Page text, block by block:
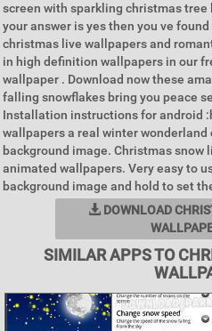
screen with sparkling christmas
your answer is yes then you ve
christmas live wallpapers and
in high definition wallpapers in our
wallpaper . Download now these
falling snowflakes bring you peace
Installation instructions for android
wallpapers a real winter wonderland
background image. Christmas
animated wallpapers. Very easy to
background image and hold to set
DOWNLOAD
SIMILAR APPS TO